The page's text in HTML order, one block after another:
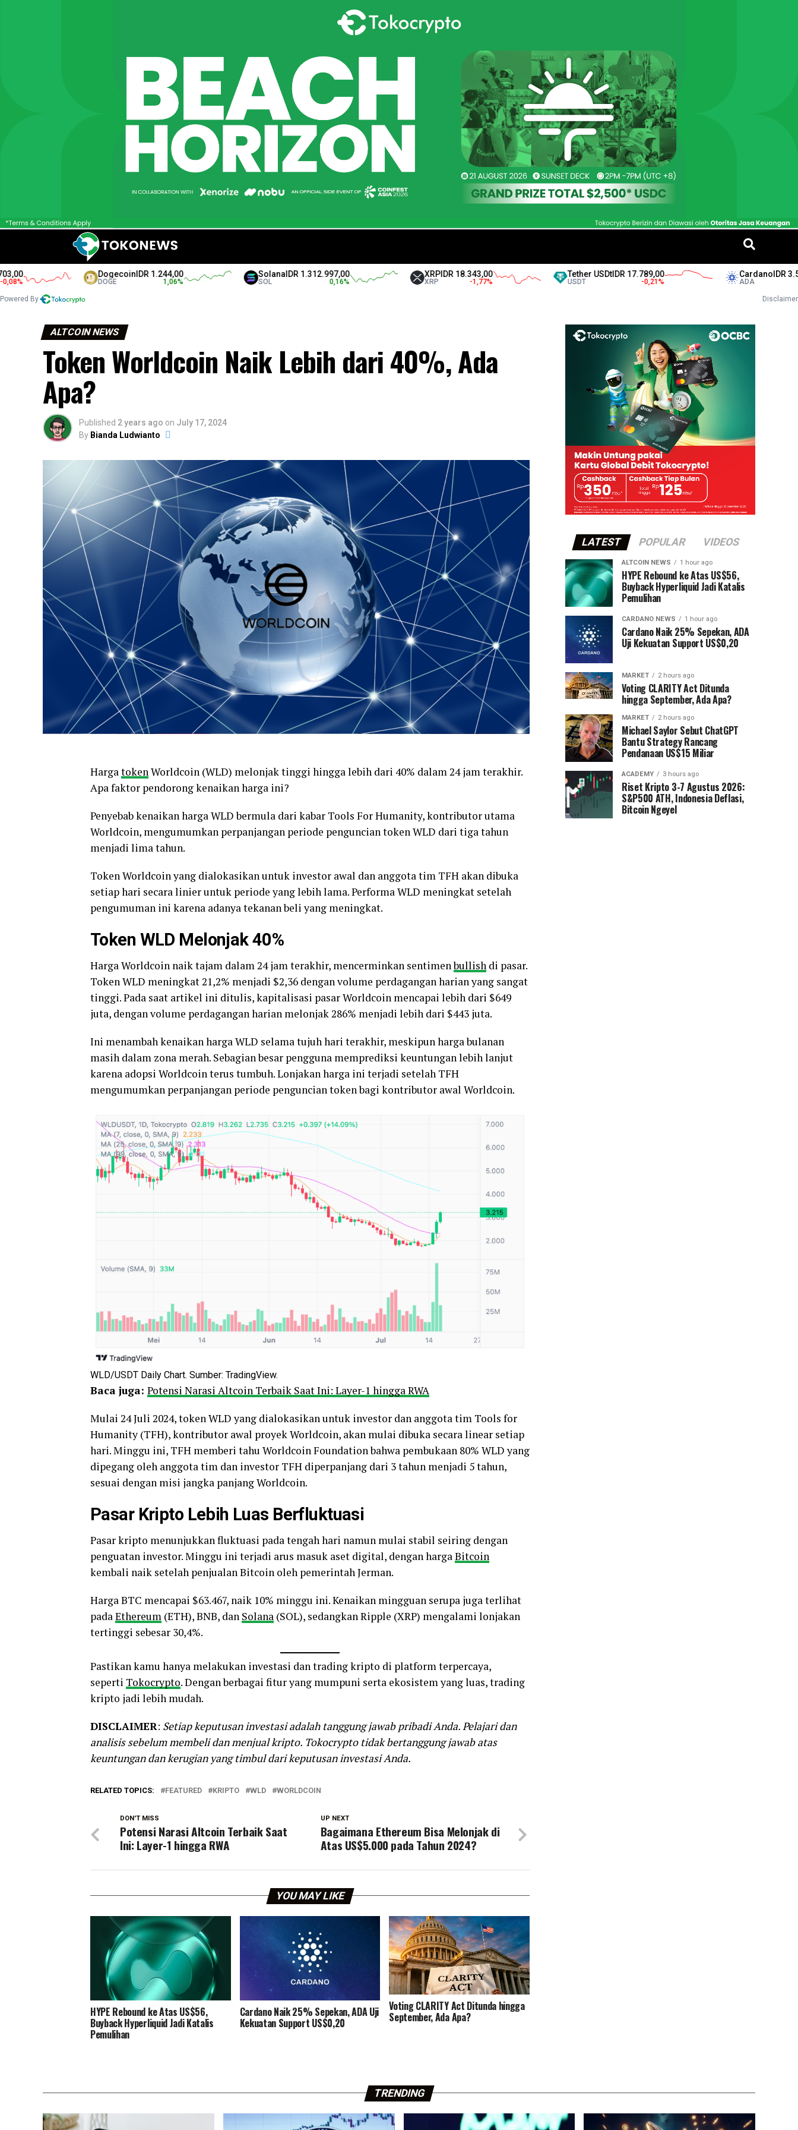
DogecoinIDR 1.244,00
DOGE
SolanaIDR 1.312.997,00 XRP IDR 18.343,00
-1,77
Tether USDtIDR 17.789,00
USDT
CardanoIDR 3.527,00
Powered By Disclaimer
ALTCOIN NEWS
Token Worldcoin Naik Lebih dari 40%, Ada
Apa?
Published 2 years ago on July 17, 2024
By Bianda Ludwianto
HargatokenWorldcoin (WLD) melonjak tinggi hingga lebih dari 40% dalam 24 jam terakhir.
Apa faktor pendorong kenaikan harga ini?
Penyebab kenaikan harga WLD bermula dari kabar Tools For Humanity, kontributor utama
Worldcoin, mengumumkan perpanjangan periode penguncian token WLD dari tiga tahun
menjadi lima tahun.
Token Worldcoin yang dialokasikan untuk investor awal dan anggota tim TFH akan dibuka
setiap hari secara linier untuk periode yang lebih lama. Performa WLD meningkat setelah
pengumuman ini karena adanya tekanan beli yang meningkat.
Token WLD Melonjak 40%
Harga Worldcoin naik tajam dalam 24 jam terakhir, mencerminkan sentimenbullish di pasar.
Token WLD meningkat 21,2% menjadi $2,36 dengan volume perdagangan harian yang sangat
tinggi. Pada saat artikel ini ditulis, kapitalisasi pasar Worldcoin mencapai lebih dari $649
juta, dengan volume perdagangan harian melonjak 286% menjadi lebih dari $443 juta.
Ini menambah kenaikan harga WLD selama tujuh hari terakhir, meskipun harga bulanan
masih dalam zona merah. Sebagian besar pengguna memprediksi keuntungan lebih lanjut
karena adopsi Worldcoin terus tumbuh. Lonjakan harga ini terjadi setelah TFH
mengumumkan perpanjangan periode penguncian token bagi kontributor awal Worldcoin.
WLD/USDT Daily Chart. Sumber: TradingView.
Baca juga: Potensi Narasi Altcoin Terbaik Saat Ini: Layer-1 hingga RWA
Mulai 24 Juli 2024, token WLD yang dialokasikan untuk investor dan anggota tim Tools for
Humanity (TFH), kontributor awal proyek Worldcoin, akan mulai dibuka secara linear setiap
hari. Minggu ini, TFH memberi tahu Worldcoin Foundation bahwa pembukaan 80% WLD yang
dipegang oleh anggota tim dan investor TFH diperpanjang dari 3 tahun menjadi 5 tahun,
sesuai dengan misi jangka panjang Worldcoin.
Pasar Kripto Lebih Luas Berfluktuasi
Pasar kripto menunjukkan fluktuasi pada tengah hari namun mulai stabil seiring dengan
penguatan investor. Minggu ini terjadi arus masuk aset digital, dengan hargaBitcoin
kembali naik setelah penjualan Bitcoin oleh pemerintah Jerman.
Harga BTC mencapai $63.467, naik 10% minggu ini. Kenaikan mingguan serupa juga terlihat
padaEthereum (ETH), BNB, dan Solana (SOL), sedangkan Ripple (XRP) mengalami lonjakan
tertinggi sebesar 30,4%.
Pastikan kamu hanya melakukan investasi dan trading kripto di platform terpercaya,
seperti Tokocrypto. Dengan berbagai fitur yang mumpuni serta ekosistem yang luas, trading
kripto jadi lebih mudah.
DISCLAIMER: Setiap keputusan investasi adalah tanggung jawab pribadi Anda. Pelajari dan
analisis sebelum membeli dan menjual kripto. Tokocrypto tidak bertanggung jawab atas
keuntungan dan kerugian yang timbul dari keputusan investasi Anda.
RELATED TOPICS: FEATURED KRIPTO WLD WORLDCOIN
UP NEXT
Bagaimana Ethereum Bisa Melonjak di
Atas US$5.000 pada Tahun 2024?
DON'T MISS
Potensi Narasi Altcoin Terbaik Saat
Ini: Layer-1 hingga RWA
YOU MAY LIKE
HYPE Rebound ke Atas US$56,
Buyback Hyperliquid Jadi Katalis
Pemulihan
Cardano Naik 25% Sepekan, ADA Uji
Kekuatan Support US$0,20
Voting CLARITY Act Ditunda hingga
September, Ada Apa?
LATEST POPULAR VIDEOS
ALTCOIN NEWS 1 hour ago
HYPE Rebound ke Atas US$56,
Buyback Hyperliquid Jadi Katalis
Pemulihan
CARDANO NEWS 1 hour ago
Cardano Naik 25% Sepekan, ADA
Uji Kekuatan Support US$0,20
MARKET 2 hours ago
Voting CLARITY Act Ditunda
hingga September, Ada Apa?
MARKET 2 hours ago
Michael Saylor Sebut ChatGPT
Bantu Strategy Rancang
Pendanaan US$15 Miliar
ACADEMY 3 hours ago
Riset Kripto 3-7 Agustus 2026:
S&P500 ATH, Indonesia Deflasi,
Bitcoin Ngeyel
TRENDING